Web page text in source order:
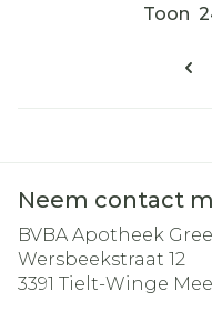
Toon
Neem contact
BVBA Apotheek
Wersbeekstraat 12
3391 Tielt-Winge